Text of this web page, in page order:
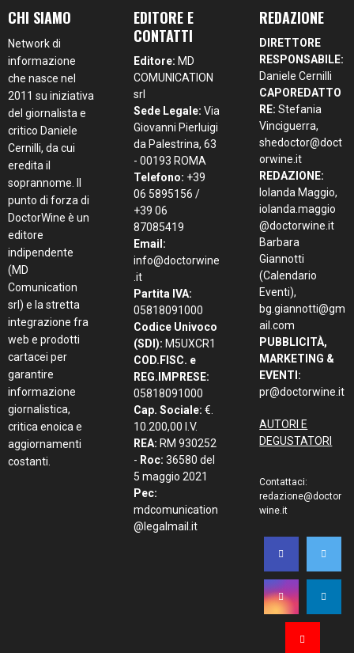
CHI SIAMO
Network di
informazione
che nasce nel
2011 su iniziativa
del giornalista e
critico Daniele
Cernilli, da cui
eredita il
soprannome. Il
punto di forza di
DoctorWine è un
editore
indipendente
(MD
Comunication
srl) e la stretta
integrazione fra
web e prodotti
cartacei per
garantire
informazione
giornalistica,
critica enoica e
aggiornamenti
costanti.
EDITORE E
CONTATTI
Editore: MD
COMUNICATION
srl
Sede Legale: Via
Giovanni Pierluigi
da Palestrina, 63
- 00193 ROMA
Telefono: +39
06 5895156 /
+39 06
87085419
Email:
info@doctorwine
.it
Partita IVA:
05818091000
Codice Univoco
(SDI): M5UXCR1
COD.FISC. e
REG.IMPRESE:
05818091000
Cap. Sociale: €.
10.200,00 I.V.
REA: RM 930252
- Roc: 36580 del
5 maggio 2021
Pec:
mdcomunication
@legalmail.it
REDAZIONE
DIRETTORE
RESPONSABILE:
Daniele Cernilli
CAPOREDATTO
RE: Stefania
Vinciguerra,
shedoctor@doct
orwine.it
REDAZIONE:
Iolanda Maggio,
iolanda.maggio
@doctorwine.it
Barbara
Giannotti
(Calendario
Eventi),
bg.giannotti@gm
ail.com
PUBBLICITÀ,
MARKETING &
EVENTI:
pr@doctorwine.it
AUTORI E
DEGUSTATORI
Contattaci:
redazione@doctor
wine.it